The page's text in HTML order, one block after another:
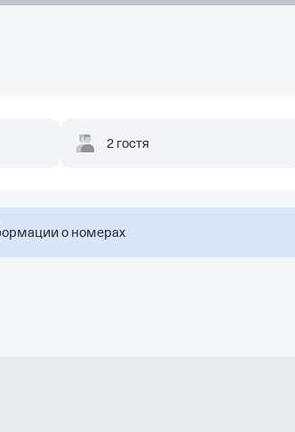
2 гостя
о номерах